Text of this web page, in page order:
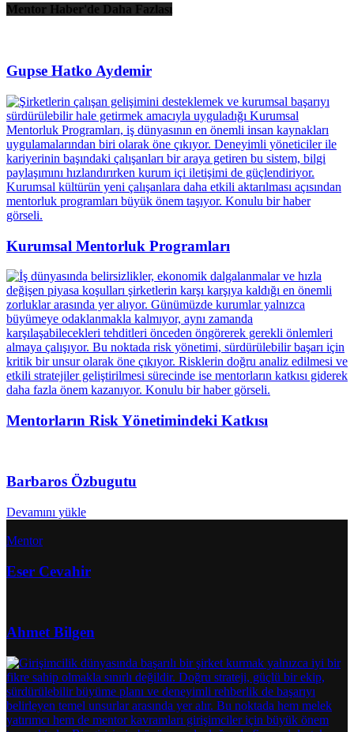
Mentor Haber'de Daha Fazlası
Gupse Hatko Aydemir
Kurumsal Mentorluk Programları
Mentorların Risk Yönetimindeki Katkısı
Barbaros Özbugutu
Devamını yükle
Mentor
Eser Cevahir
Ahmet Bilgen